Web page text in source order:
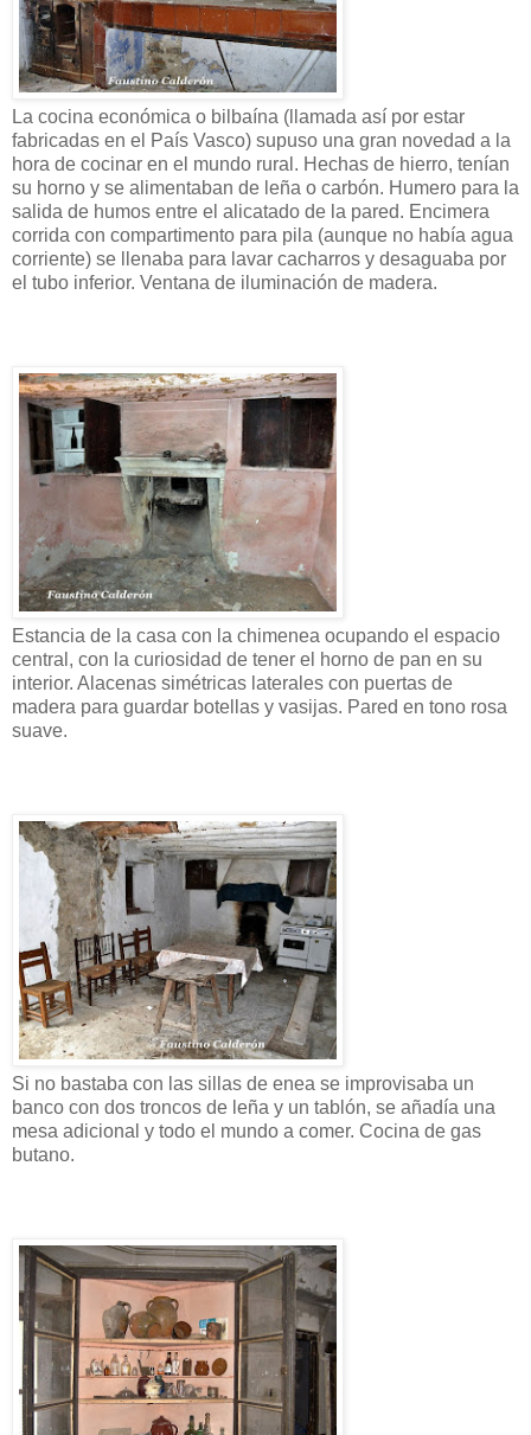
La cocina económica o bilbaína (llamada así por estar
fabricadas en el País Vasco) supuso una gran novedad a la
hora de cocinar en el mundo rural. Hechas de hierro, tenían
su horno y se alimentaban de leña o carbón. Humero para la
salida de humos entre el alicatado de la pared. Encimera
corrida con compartimento para pila (aunque no había agua
corriente) se llenaba para lavar cacharros y desaguaba por
el tubo inferior. Ventana de iluminación de madera.
Estancia de la casa con la chimenea ocupando el espacio
central, con la curiosidad de tener el horno de pan en su
interior. Alacenas simétricas laterales con puertas de
madera para guardar botellas y vasijas. Pared en tono rosa
suave.
Si no bastaba con las sillas de enea se improvisaba un
banco con dos troncos de leña y un tablón, se añadía una
mesa adicional y todo el mundo a comer. Cocina de gas
butano.